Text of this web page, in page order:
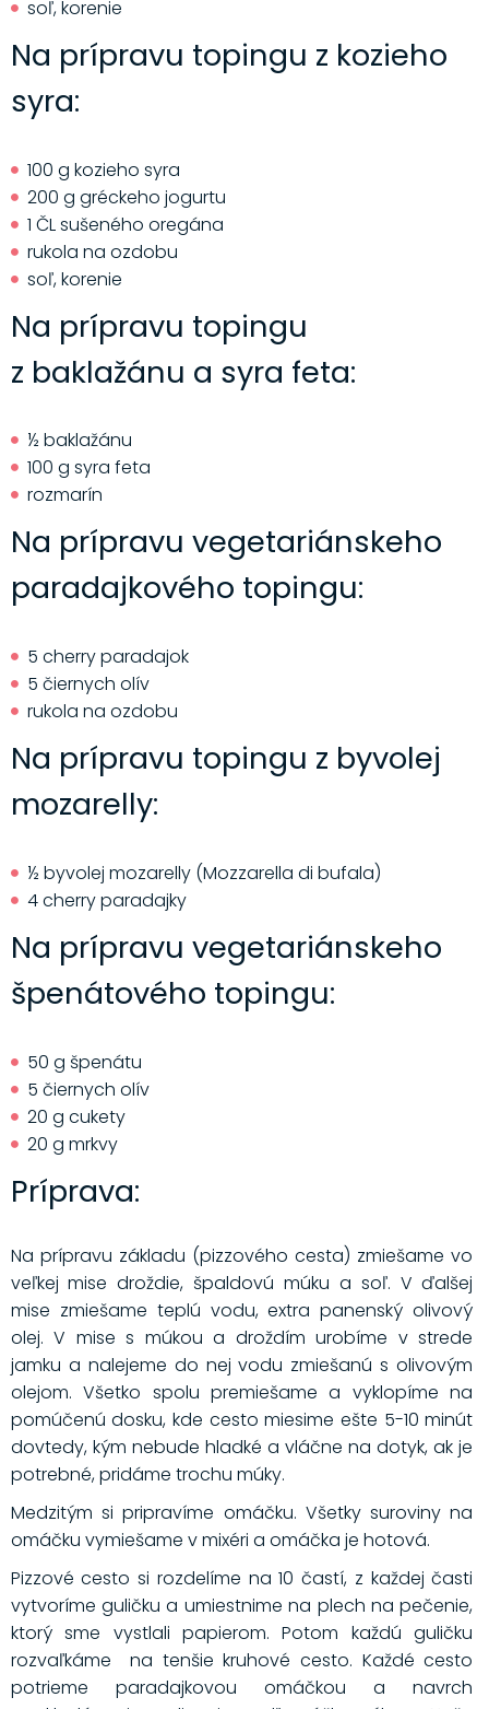
soľ, korenie
Na prípravu topingu z kozieho
syra:
100 g kozieho syra
200 g gréckeho jogurtu
1 ČL sušeného oregána
rukola na ozdobu
soľ, korenie
Na prípravu topingu
z baklažánu a syra feta:
½ baklažánu
100 g syra feta
rozmarín
Na prípravu vegetariánskeho
paradajkového topingu:
5 cherry paradajok
5 čiernych olív
rukola na ozdobu
Na prípravu topingu z byvolej
mozarelly:
½ byvolej mozarelly (Mozzarella di bufala)
4 cherry paradajky
Na prípravu vegetariánskeho
špenátového topingu:
50 g špenátu
5 čiernych olív
20 g cukety
20 g mrkvy
Príprava:
Na prípravu základu (pizzového cesta) zmiešame vo
veľkej mise droždie, špaldovú múku a soľ. V ďalšej
mise zmiešame teplú vodu, extra panenský olivový
olej. V mise s múkou a droždím urobíme v strede
jamku a nalejeme do nej vodu zmiešanú s olivovým
olejom. Všetko spolu premiešame a vyklopíme na
pomúčenú dosku, kde cesto miesime ešte 5-10 minút
dovtedy, kým nebude hladké a vláčne na dotyk, ak je
potrebné, pridáme trochu múky.
Medzitým si pripravíme omáčku. Všetky suroviny na
omáčku vymiešame v mixéri a omáčka je hotová.
Pizzové cesto si rozdelíme na 10 častí, z každej časti
vytvoríme guličku a umiestnime na plech na pečenie,
ktorý sme vystlali papierom. Potom každú guličku
rozvaľkáme na tenšie kruhové cesto. Každé cesto
potrieme paradajkovou omáčkou a navrch